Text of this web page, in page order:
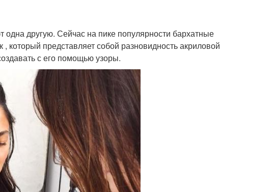
другую. Сейчас на пике популярности бархатные
который представляет собой разновидность акриловой
с его помощью узоры.